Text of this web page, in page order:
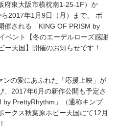
府東大阪市横枕南1-25-1F）か
2017年1月9日（月）まで、 ボ
催される「KING OF PRISM by
ベント【冬のエーデルローズ感謝
天国】開催のお知らせです！
の愛にあふれた「応援上映」が
、2017年6月の新作公開も予定さ
by PrettyRhythm」（通称キンプ
ークス秋葉原ホビー天国にて12月